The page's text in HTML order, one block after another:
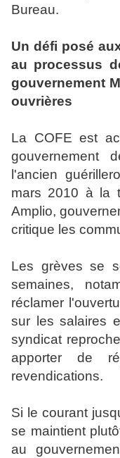
Bureau.
Un défi posé
au processus
gouvernement
ouvrières
La COFE est
gouvernement
l'ancien
mars 2010 à la
Amplio,
critique les
Les grèves se
semaines,
réclamer
sur les salaires
syndicat
apporter de
revendications.
Si le courant
se maintient
au